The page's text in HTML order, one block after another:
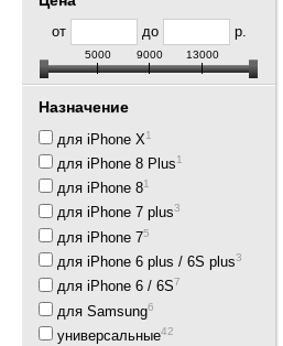
от до р.
5000 9000 13000
Назначение
для iPhone X1
для iPhone 8 Plus1
для iPhone 81
для iPhone 7 plus3
для iPhone 75
для iPhone 6 plus / 6S plus3
для iPhone 6 / 6S7
для Samsung6
универсальные42